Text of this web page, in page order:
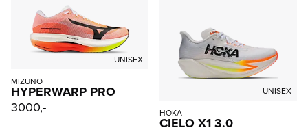
UNISEX
MIZUNO
HYPERWARP PRO
3000,-
UNISEX
HOKA
CIELO X1 3.0